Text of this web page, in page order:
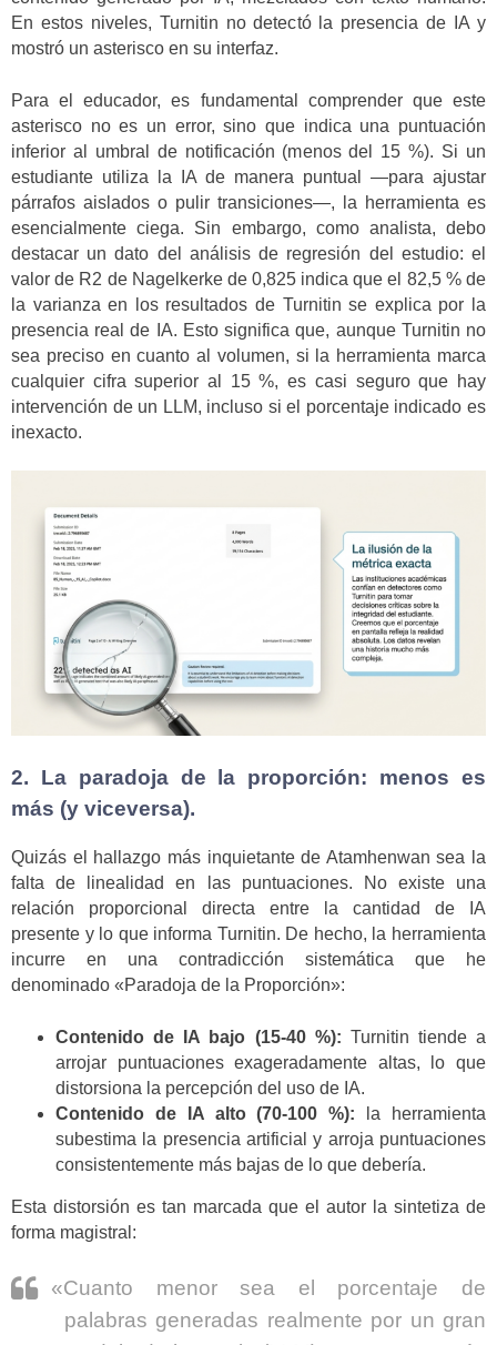
En estos niveles, Turnitin no detectó la presencia de IA y
mostró un asterisco en su interfaz.
Para el educador, es fundamental comprender que este
asterisco no es un error, sino que indica una puntuación
inferior al umbral de notificación (menos del 15 %). Si un
estudiante utiliza la IA de manera puntual —para ajustar
párrafos aislados o pulir transiciones—, la herramienta es
esencialmente ciega. Sin embargo, como analista, debo
destacar un dato del análisis de regresión del estudio: el
valor de R2 de Nagelkerke de 0,825 indica que el 82,5 % de
la varianza en los resultados de Turnitin se explica por la
presencia real de IA. Esto significa que, aunque Turnitin no
sea preciso en cuanto al volumen, si la herramienta marca
cualquier cifra superior al 15 %, es casi seguro que hay
intervención de un LLM, incluso si el porcentaje indicado es
inexacto.
2. La paradoja de la proporción: menos es
más (y viceversa).
Quizás el hallazgo más inquietante de Atamhenwan sea la
falta de linealidad en las puntuaciones. No existe una
relación proporcional directa entre la cantidad de IA
presente y lo que informa Turnitin. De hecho, la herramienta
incurre en una contradicción sistemática que he
denominado «Paradoja de la Proporción»:
Contenido de IA bajo (15-40 %): Turnitin tiende a
arrojar puntuaciones exageradamente altas, lo que
distorsiona la percepción del uso de IA.
Contenido de IA alto (70-100 %): la herramienta
subestima la presencia artificial y arroja puntuaciones
consistentemente más bajas de lo que debería.
Esta distorsión es tan marcada que el autor la sintetiza de
forma magistral:
«Cuanto menor sea el porcentaje de
palabras generadas realmente por un gran